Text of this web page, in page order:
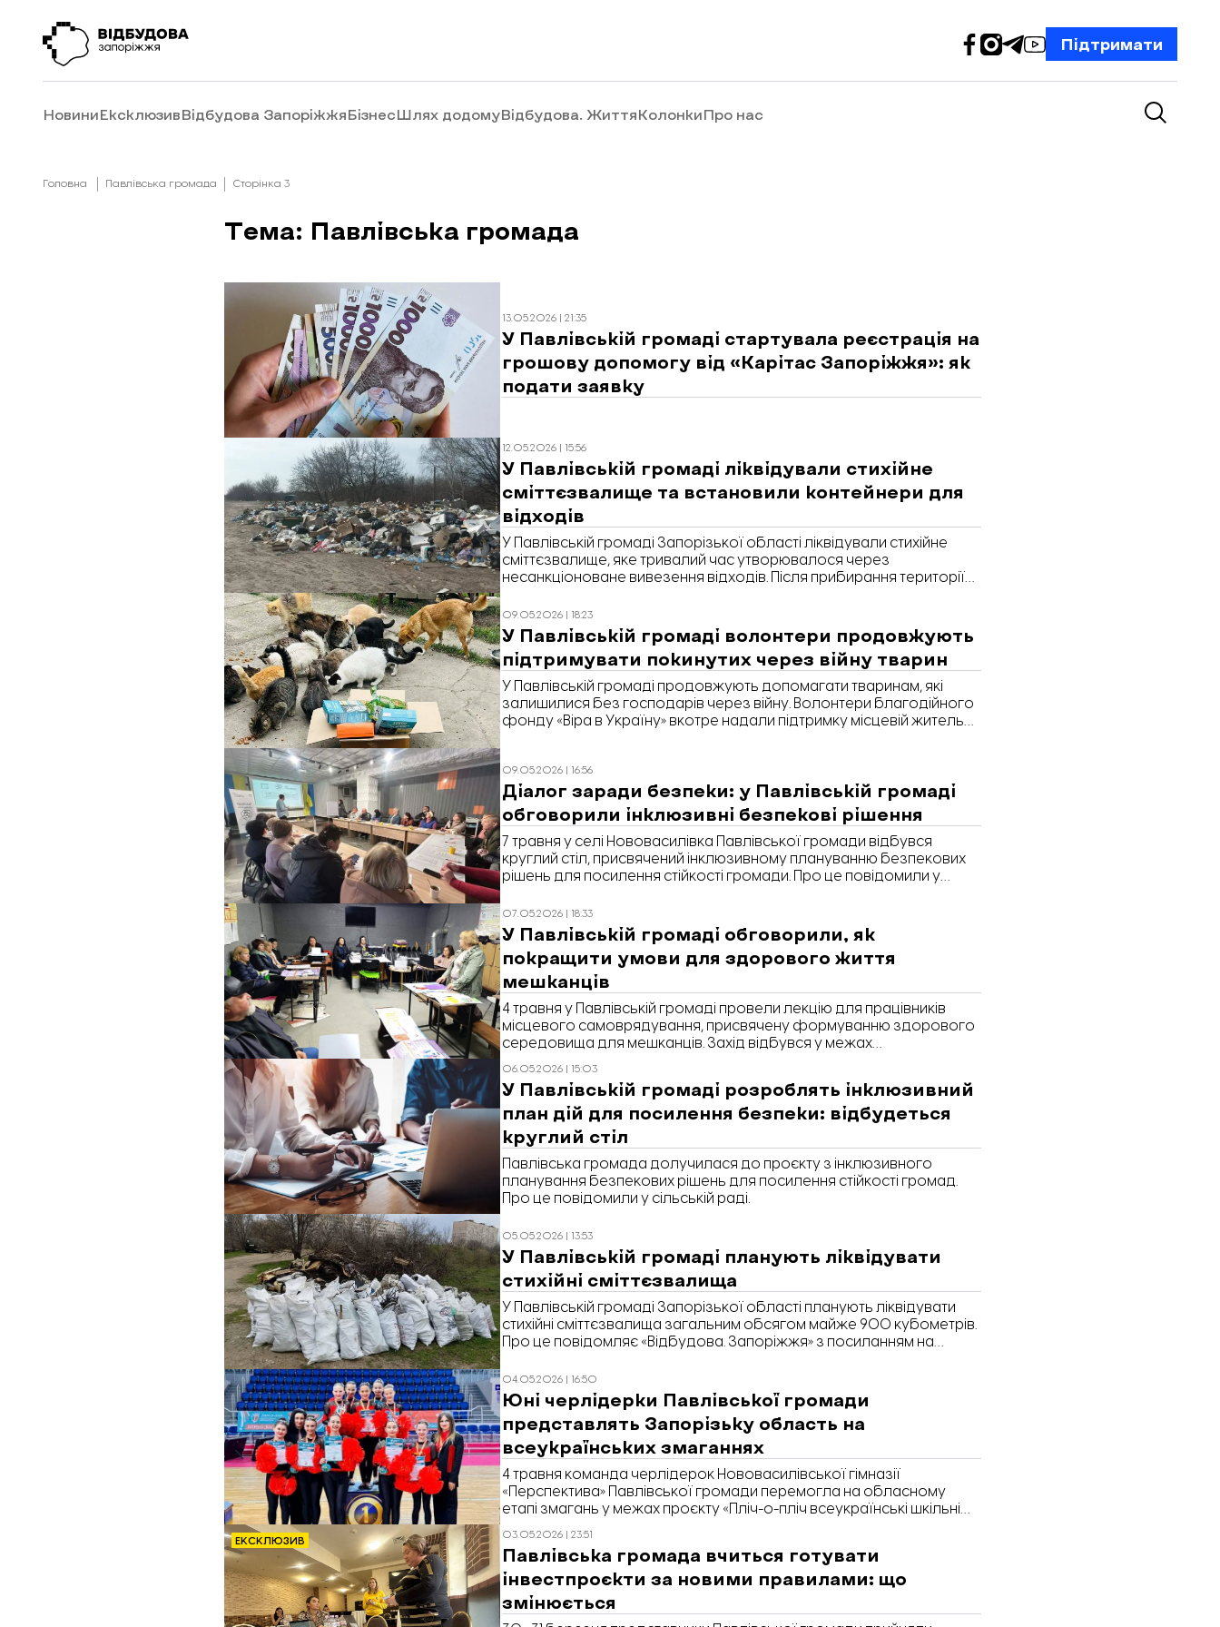
Підтримати
НовиниЕксклюзивВідбудова ЗапоріжжяБізнесШлях додомуВідбудова. ЖиттяКолонкиПро нас
Головна Павлівська громада Сторінка 3
Тема: Павлівська громада
13.05.2026 | 21:35
У Павлівській громаді стартувала реєстрація на
грошову допомогу від «Карітас Запоріжжя»: як
подати заявку
12.05.2026 | 15:56
У Павлівській громаді ліквідували стихійне
сміттєзвалище та встановили контейнери для
відходів
У Павлівській громаді Запорізької області ліквідували стихійне
сміттєзвалище, яке тривалий час утворювалося через
несанкціоноване вивезення відходів. Після прибирання території
повідомили у сільраді.
09.05.2026 | 18:23
У Павлівській громаді волонтери продовжують
підтримувати покинутих через війну тварин
У Павлівській громаді продовжують допомагати тваринам, які
залишилися без господарів через війну. Волонтери благодійного
фонду «Віра в Україну» вкотре надали підтримку місцевій жительці,
09.05.2026 | 16:56
Діалог заради безпеки: у Павлівській громаді
обговорили інклюзивні безпекові рішення
7 травня у селі Нововасилівка Павлівської громади відбувся
круглий стіл, присвячений інклюзивному плануванню безпекових
рішень для посилення стійкості громади. Про це повідомили у
07.05.2026 | 18:33
У Павлівській громаді обговорили, як
покращити умови для здорового життя
мешканців
4 травня у Павлівській громаді провели лекцію для працівників
місцевого самоврядування, присвячену формуванню здорового
середовища для мешканців. Захід відбувся у межах
у Запорізькому обласному центрі контролю та профілактики
хвороб.
06.05.2026 | 15:03
У Павлівській громаді розроблять інклюзивний
план дій для посилення безпеки: відбудеться
круглий стіл
Павлівська громада долучилася до проєкту з інклюзивного
планування безпекових рішень для посилення стійкості громад.
Про це повідомили у сільській раді.
05.05.2026 | 13:53
У Павлівській громаді планують ліквідувати
стихійні сміттєзвалища
У Павлівській громаді Запорізької області планують ліквідувати
стихійні сміттєзвалища загальним обсягом майже 900 кубометрів.
Про це повідомляє «Відбудова. Запоріжжя» з посиланням на
04.05.2026 | 16:50
Юні черлідерки Павлівської громади
представлять Запорізьку область на
всеукраїнських змаганнях
4 травня команда черлідерок Нововасилівської гімназії
«Перспектива» Павлівської громади перемогла на обласному
етапі змагань у межах проєкту «Пліч-о-пліч всеукраїнські шкільні
повідомили у гімназії.
ЕКСКЛЮЗИВ
03.05.2026 | 23:51
Павлівська громада вчиться готувати
інвестпроєкти за новими правилами: що
змінюється